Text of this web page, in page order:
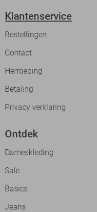
Klantenservice
Bestellingen
Contact
Herroeping
Betaling
Privacy verklaring
Ontdek
Dameskleding
Sale
Basics
Jeans